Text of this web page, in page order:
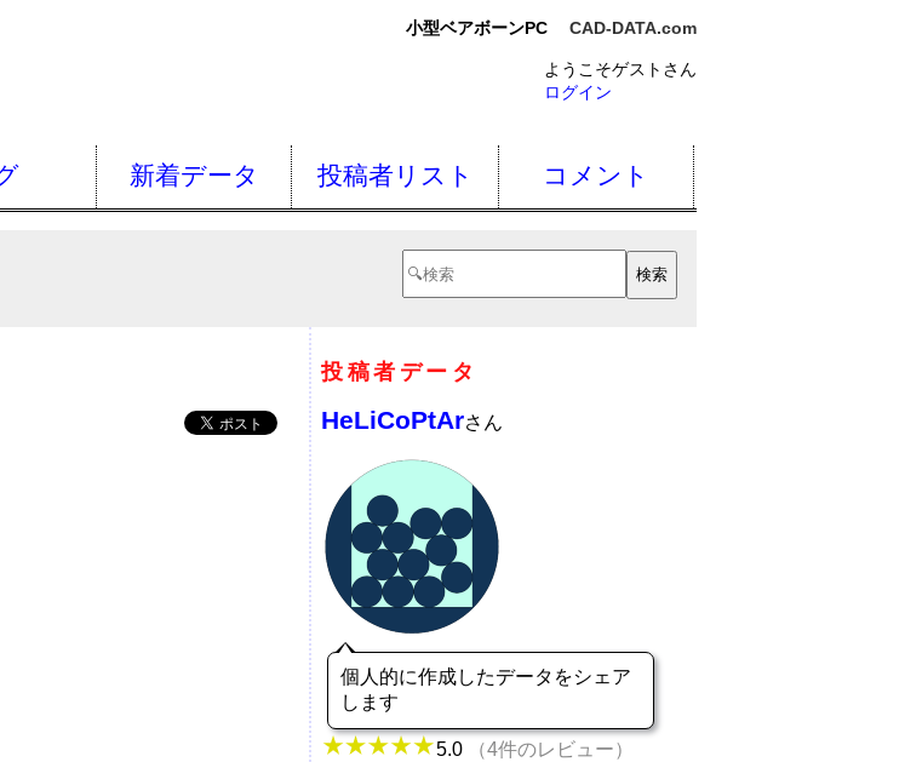
小型ベアボーンPC CAD-DATA.com
ようこそゲストさん
ログイン
新着データ 投稿者リスト コメント
投稿者データ
HeLiCoPtArさん
個人的に作成したデータをシェア
します
5.0 （4件のレビュー）